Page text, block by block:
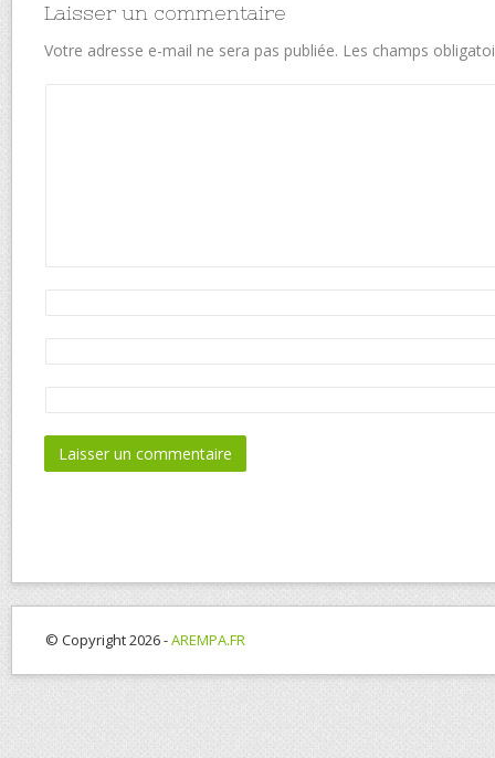
Laisser un commentaire
Votre adresse e-mail ne sera pas publiée. Les champs
© Copyright 2026 -AREMPA.FR